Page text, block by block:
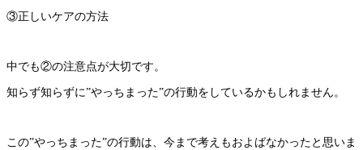
③正しいケアの方法
中でも②の注意点が大切です。
知らず知らずに”やっちまった”の行動をしているかもしれません。
この”やっちまった”の行動は、今まで考えもおよばなかったと思いま